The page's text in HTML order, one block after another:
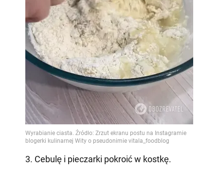
3. Cebulę i pieczarki pokroić w kostkę.